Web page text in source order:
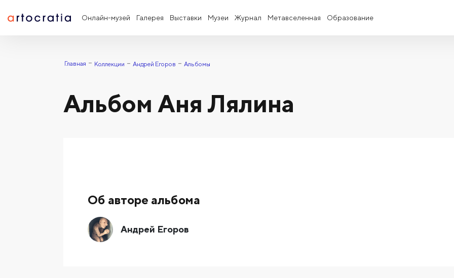
Онлайн-музей Галерея Выставки Музеи Журнал Метавселенная Образование
Главная Коллекции Андрей Егоров Альбомы
Альбом Аня Лялина
Об авторе альбома
Андрей Егоров